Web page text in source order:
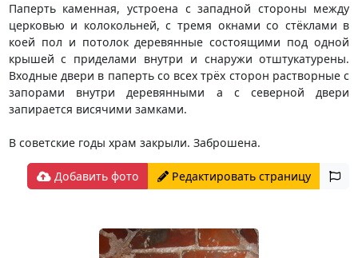
Паперть каменная, устроена с западной стороны между
церковью и колокольней, с тремя окнами со стёклами в
коей пол и потолок деревянные состоящими под одной
крышей с приделами внутри и снаружи отштукатурены.
Входные двери в паперть со всех трёх сторон растворные с
запорами внутри деревянными а с северной двери
запирается висячими замками.
В советские годы храм закрыли. Заброшена.
Добавить фото Редактировать страницу